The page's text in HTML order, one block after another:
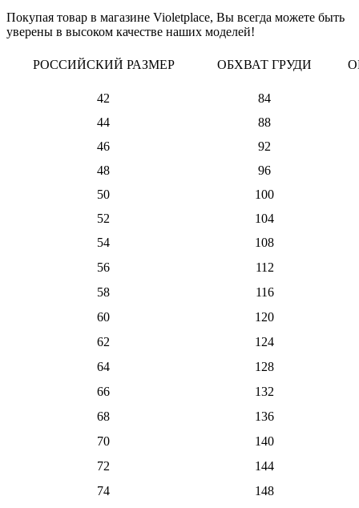
Покупая товар в магазине Violetplace, Вы всегда можете быть
уверены в высоком качестве наших моделей!
РОССИЙСКИЙ РАЗМЕР ОБХВАТ ГРУДИ
42
84
44
88
46
92
48
96
50
100
52
104
54
108
56
112
58
116
60
120
62
124
64
128
66
132
68
136
70
140
72
144
74
148